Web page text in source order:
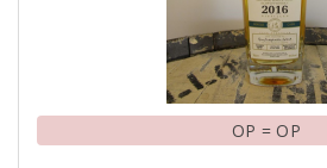
OP = OP